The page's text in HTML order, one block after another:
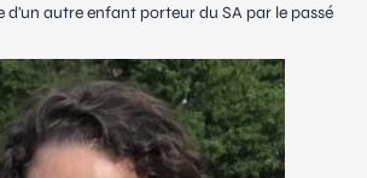
d'un autre enfant porteur du SA par le passé